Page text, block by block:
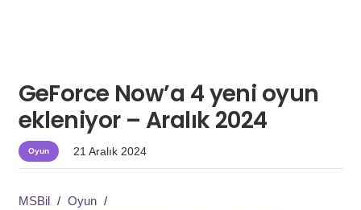
GeForce Now’a 4 yeni oyun
ekleniyor – Aralık 2024
Oyun 21 Aralık 2024
MSBil / Oyun /